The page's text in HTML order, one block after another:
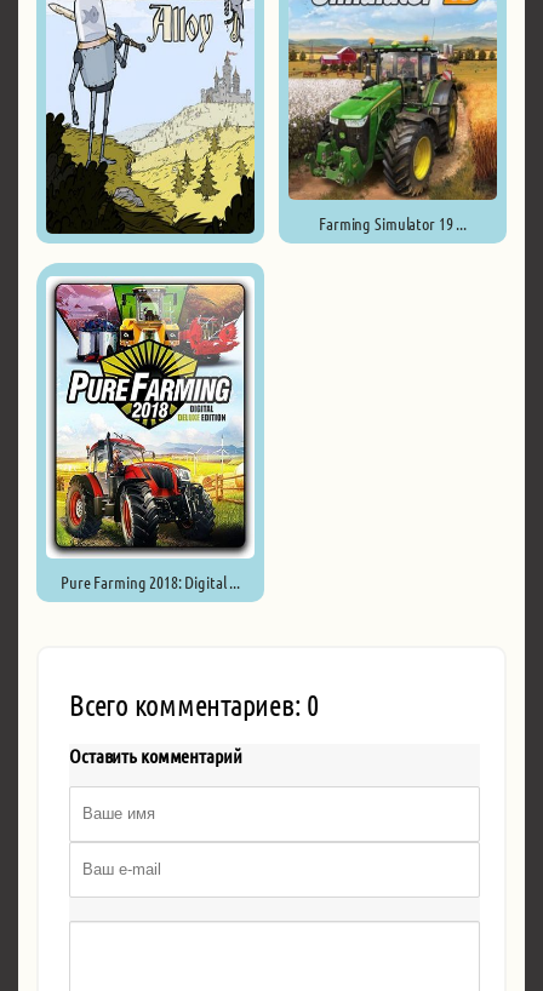
Farming Simulator 19 ...
Pure Farming 2018: Digital ...
Всего комментариев: 0
Оставить комментарий